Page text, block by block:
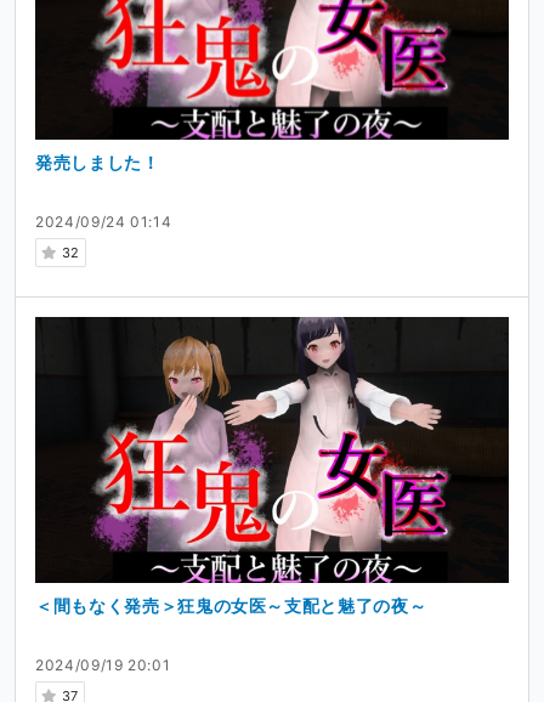
2024/09/24 01:14
32
発売しました！
2024/09/19 20:01
37
＜間もなく発売＞狂鬼の女医～支配と魅了の夜～